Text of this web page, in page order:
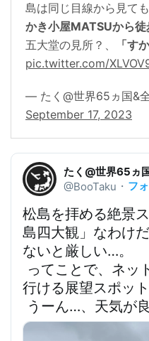
島は同じ目線から見て
かき小屋MATSUから
五大堂の見所？、
「す
pic.twitter.com/
— たく@世界65ヵ国&
September 17, 2023
たく@世界65ヵ
@BooTaku ・ フ
松島を拝める絶景
島四大観」なわけ
ないと厳しい…。
行ける展望スポッ
うーん…、天気が